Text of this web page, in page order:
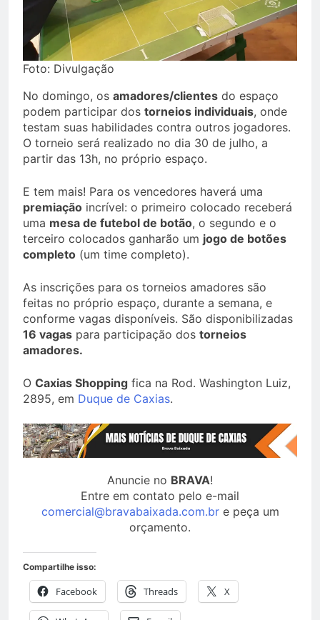
Foto: Divulgação
No domingo, os amadores/clientes do espaço
podem participar dos torneios individuais, onde
testam suas habilidades contra outros jogadores.
O torneio será realizado no dia 30 de julho, a
partir das 13h, no próprio espaço.
E tem mais! Para os vencedores haverá uma
premiação incrível: o primeiro colocado receberá
uma mesa de futebol de botão, o segundo e o
terceiro colocados ganharão um jogo de botões
completo (um time completo).
As inscrições para os torneios amadores são
feitas no próprio espaço, durante a semana, e
conforme vagas disponíveis. São disponibilizadas
16 vagas para participação dos torneios
amadores.
O Caxias Shopping fica na Rod. Washington Luiz,
2895, em Duque de Caxias.
Anuncie no BRAVA!
Entre em contato pelo e-mail
comercial@bravabaixada.com.bre peça um
orçamento.
Compartilhe isso:
Facebook Threads X